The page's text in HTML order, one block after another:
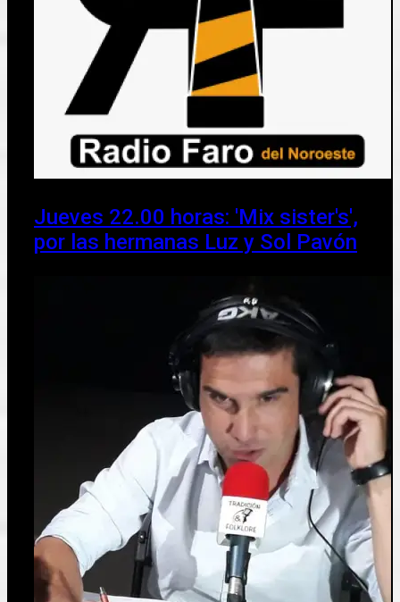
Jueves 22.00 horas: 'Mix sister's',
por las hermanas Luz y Sol Pavón